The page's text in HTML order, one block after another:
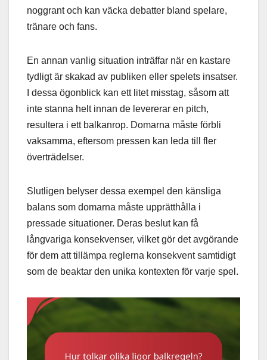
noggrant och kan väcka debatter bland spelare,
tränare och fans.
En annan vanlig situation inträffar när en kastare
tydligt är skakad av publiken eller spelets insatser.
I dessa ögonblick kan ett litet misstag, såsom att
inte stanna helt innan de levererar en pitch,
resultera i ett balkanrop. Domarna måste förbli
vaksamma, eftersom pressen kan leda till fler
överträdelser.
Slutligen belyser dessa exempel den känsliga
balans som domarna måste upprätthålla i
pressade situationer. Deras beslut kan få
långvariga konsekvenser, vilket gör det avgörande
för dem att tillämpa reglerna konsekvent samtidigt
som de beaktar den unika kontexten för varje spel.